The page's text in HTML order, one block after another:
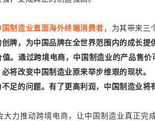
制造业直面海外终端消费者，为其带来三
牌，为中国品牌在全世界范围内的成长提
。通过跨境电商，中国制造业的产品售
将改变中国制造业原来举步维艰的现状。
足的问题。有了更高利润，中国制造业将
大力推动跨境电商，让中国制造业真正完